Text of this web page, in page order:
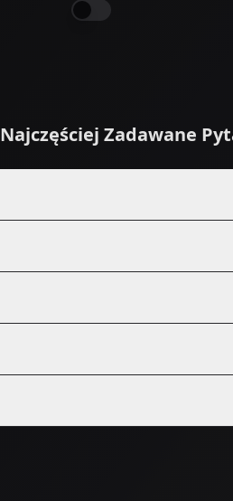
Najczęściej Zadawane